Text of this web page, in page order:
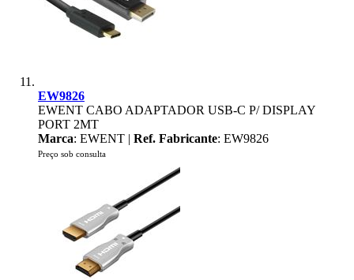
EW9826
EWENT CABO ADAPTADOR USB-C P/ DISPLAY
PORT 2MT
Marca: EWENT | Ref. Fabricante: EW9826
Preço sob consulta